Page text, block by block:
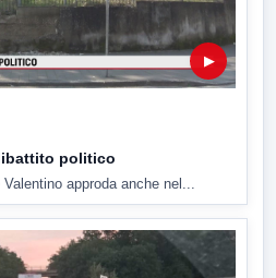
▶
politico
approda anche nel...